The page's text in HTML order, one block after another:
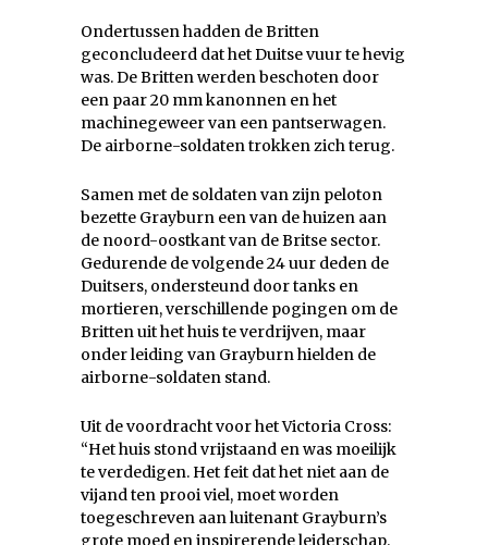
Ondertussen hadden de Britten
geconcludeerd dat het Duitse vuur te hevig
was. De Britten werden beschoten door
een paar 20 mm kanonnen en het
machinegeweer van een pantserwagen.
De airborne-soldaten trokken zich terug.
Samen met de soldaten van zijn peloton
bezette Grayburn een van de huizen aan
de noord-oostkant van de Britse sector.
Gedurende de volgende 24 uur deden de
Duitsers, ondersteund door tanks en
mortieren, verschillende pogingen om de
Britten uit het huis te verdrijven, maar
onder leiding van Grayburn hielden de
airborne-soldaten stand.
Uit de voordracht voor het Victoria Cross:
“Het huis stond vrijstaand en was moeilijk
te verdedigen. Het feit dat het niet aan de
vijand ten prooi viel, moet worden
toegeschreven aan luitenant Grayburn’s
grote moed en inspirerende leiderschap.